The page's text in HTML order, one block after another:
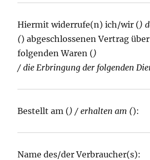
Hiermit widerrufe(n) ich/wir ()
() abgeschlossenen Vertrag
folgenden Waren ()
/ die Erbringung der folgenden
Bestellt am () / erhalten am ():
Name des/der Verbraucher(s):